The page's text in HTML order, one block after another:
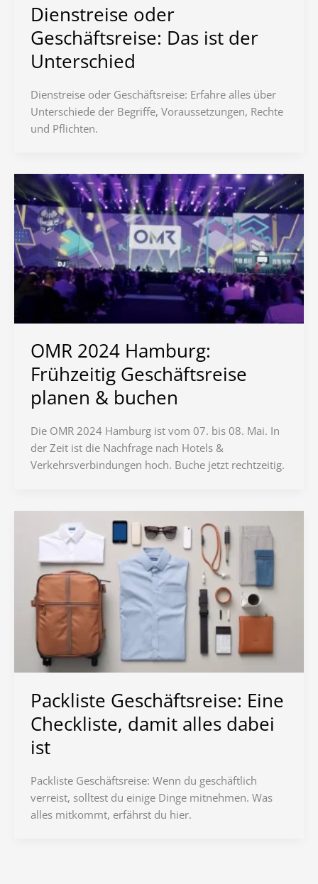
Dienstreise oder
Geschäftsreise: Das ist der
Unterschied
Dienstreise oder Geschäftsreise: Erfahre alles über
Unterschiede der Begriffe, Voraussetzungen, Rechte
und Pflichten.
OMR 2024 Hamburg:
Frühzeitig Geschäftsreise
planen & buchen
Die OMR 2024 Hamburg ist vom 07. bis 08. Mai. In
der Zeit ist die Nachfrage nach Hotels &
Verkehrsverbindungen hoch. Buche jetzt rechtzeitig.
Packliste Geschäftsreise: Eine
Checkliste, damit alles dabei
ist
Packliste Geschäftsreise: Wenn du geschäftlich
verreist, solltest du einige Dinge mitnehmen. Was
alles mitkommt, erfährst du hier.